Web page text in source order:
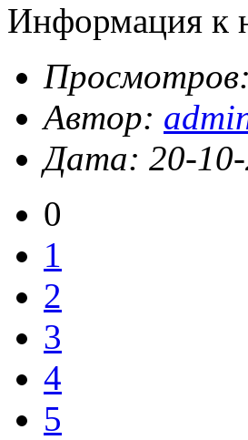
Информация к
Автор:
Дата: 20-
0
1
2
3
4
5